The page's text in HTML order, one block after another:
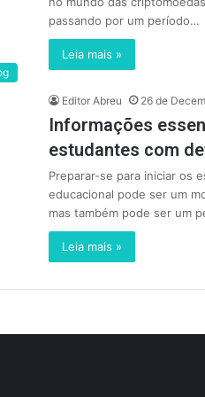
passando por um período…
Leia mais »
Editor Abreu 26 de
Informações
estudantes com
Preparar-se para iniciar os
educacional pode ser um
mas também pode ser um
Leia mais »